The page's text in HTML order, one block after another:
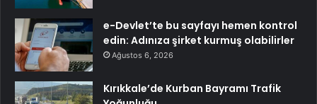
e-Devlet’te bu sayfayı hemen kontrol
edin: Adınıza şirket kurmuş olabilirler
Ağustos 6, 2026
Kırıkkale’de Kurban Bayramı Trafik